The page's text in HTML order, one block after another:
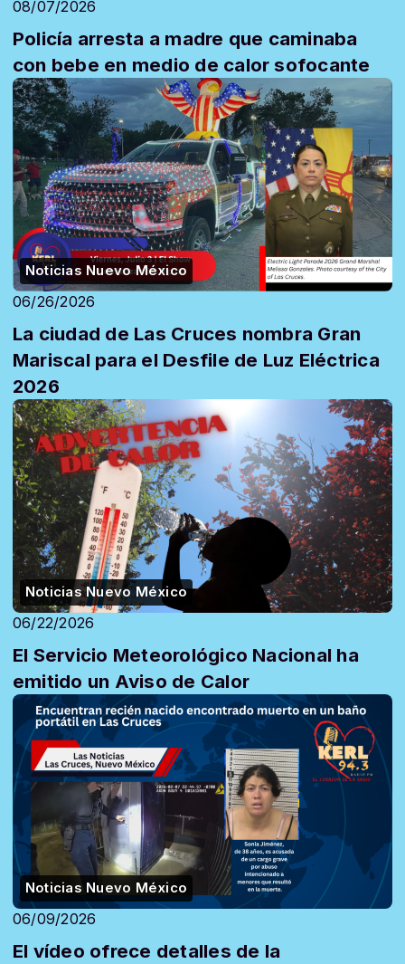
08/07/2026
Policía arresta a madre que caminaba
con bebe en medio de calor sofocante
Noticias Nuevo México
06/26/2026
La ciudad de Las Cruces nombra Gran
Mariscal para el Desfile de Luz Eléctrica
2026
Noticias Nuevo México
06/22/2026
El Servicio Meteorológico Nacional ha
emitido un Aviso de Calor
Noticias Nuevo México
06/09/2026
El vídeo ofrece detalles de la